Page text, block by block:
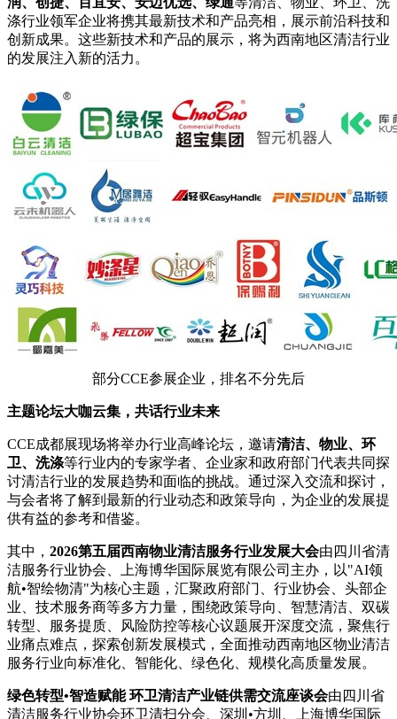
涤行业领军企业将携其最新技术和产品亮相，展示前沿科技和
创新成果。这些新技术和产品的展示，将为西南地区清洁行业
的发展注入新的活力。
部分CCE参展企业，排名不分先后
主题论坛大咖云集，共话行业未来
CCE成都展现场将举办行业高峰论坛，邀请清洁、物业、环
卫、洗涤等行业内的专家学者、企业家和政府部门代表共同探
讨清洁行业的发展趋势和面临的挑战。通过深入交流和探讨，
与会者将了解到最新的行业动态和政策导向，为企业的发展提
供有益的参考和借鉴。
其中， 2026第五届西南物业清洁服务行业发展大会由四川省清
洁服务行业协会、上海博华国际展览有限公司主办，以"AI领
航•智绘物清"为核心主题，汇聚政府部门、行业协会、头部企
业、技术服务商等多方力量，围绕政策导向、智慧清洁、双碳
转型、服务提质、风险防控等核心议题展开深度交流，聚焦行
业痛点难点，探索创新发展模式，全面推动西南地区物业清洁
服务行业向标准化、智能化、绿色化、规模化高质量发展。
绿色转型•智造赋能 环卫清洁产业链供需交流座谈会由四川省
清洁服务行业协会环卫清扫分会、深圳•方圳、上海博华国际